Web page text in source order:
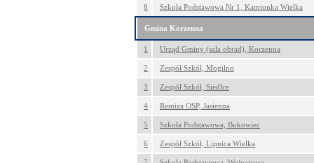
8 Szkoła Podstawowa Nr 1, Kamionka Wielka
Gmina Korzenna
1 Urząd Gminy (sala obrad), Korzenna
2 Zespół Szkół, Mogilno
3 Zespół Szkół, Siedlce
4 Remiza OSP, Jasienna
5 Szkoła Podstawowa, Bukowiec
6 Zespół Szkół, Lipnica Wielka